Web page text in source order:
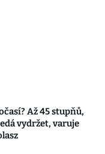
Až 45 stupňů,
vydržet, varuje